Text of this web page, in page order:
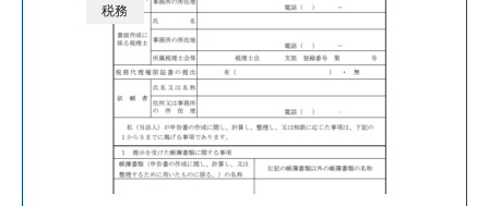
税務